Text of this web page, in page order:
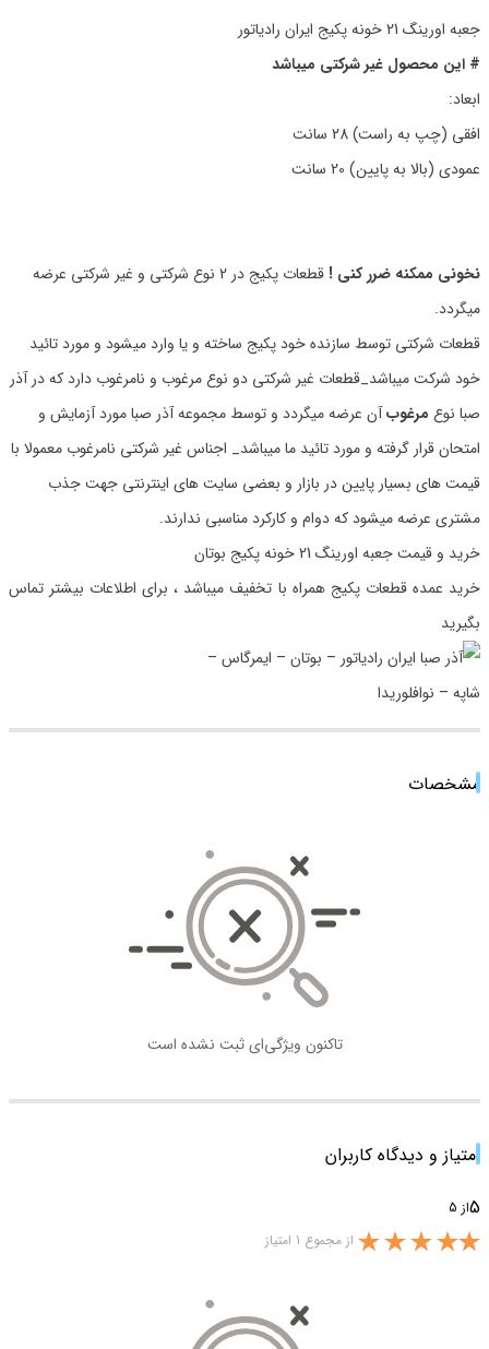
جعبه اورینگ 21 خونه پکیج ایران رادیاتور
# این محصول غیر شرکتی میباشد
ابعاد:
افقی (چپ به راست) 28 سانت
عمودی (بالا به پایین) 20 سانت
نخونی ممکنه ضرر کنی !
قطعات پکیج در 2 نوع شرکتی و غیر شرکتی عرضه
میگردد.
قطعات شرکتی توسط سازنده خود پکیج ساخته و یا وارد میشود و مورد تائید
خود شرکت میباشد_قطعات غیر شرکتی دو نوع مرغوب و نامرغوب دارد که در آذر
صبا نوع مرغوبآن عرضه میگردد و توسط مجموعه آذر صبا مورد آزمایش و
امتحان قرار گرفته و مورد تائید ما میباشد_ اجناس غیر شرکتی نامرغوب معمولا با
قیمت های بسیار پایین در بازار و بعضی سایت های اینترنتی جهت جذب
مشتری عرضه میشود که دوام و کارکرد مناسبی ندارند.
خرید و قیمت جعبه اورینگ 21 خونه پکیج بوتان
خرید عمده قطعات پکیج همراه با تخفیف میباشد ، برای اطلاعات بیشتر تماس
بگیرید
مشخصات
تاکنون ویژگی‌ای ثبت نشده است
امتیاز و دیدگاه کاربران
5از 5
از مجموع 1 امتیاز